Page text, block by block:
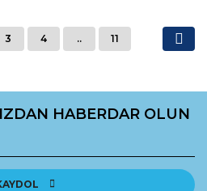
3 4 .. 11
HABERDAR OLUN